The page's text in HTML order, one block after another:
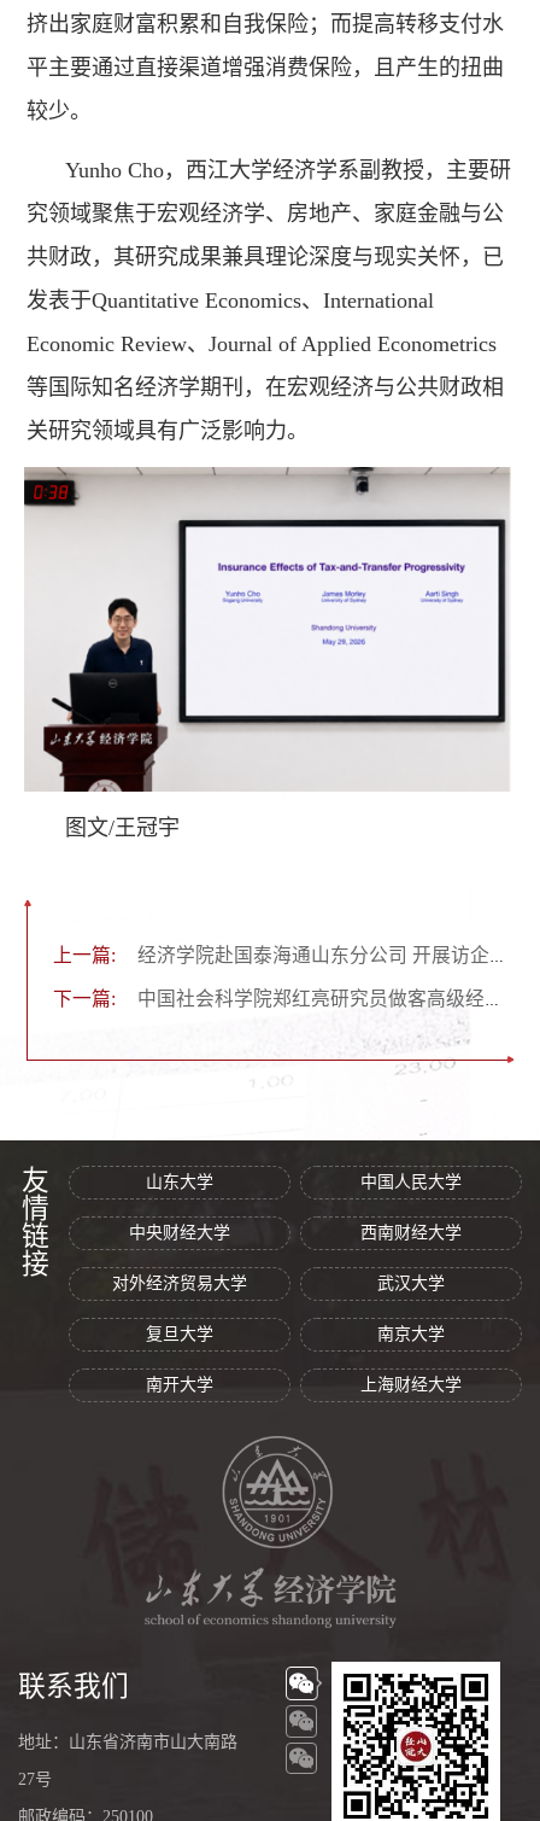
挤出家庭财富积累和自我保险；而提高转移支付水
平主要通过直接渠道增强消费保险，且产生的扭曲
较少。
Yunho Cho，西江大学经济学系副教授，主要研
究领域聚焦于宏观经济学、房地产、家庭金融与公
共财政，其研究成果兼具理论深度与现实关怀，已
发表于Quantitative Economics、International
Economic Review、Journal of Applied Econometrics
等国际知名经济学期刊，在宏观经济与公共财政相
关研究领域具有广泛影响力。
图文/王冠宇
上一篇: 经济学院赴国泰海通山东分公司 开展访企拓岗专项活动
下一篇: 中国社会科学院郑红亮研究员做客高级经济学讲座
友情链接 山东大学 中国人民大学
中央财经大学 西南财经大学
对外经济贸易大学 武汉大学
复旦大学 南京大学
南开大学 上海财经大学
联系我们
地址：山东省济南市山大南路
27号
邮政编码：250100